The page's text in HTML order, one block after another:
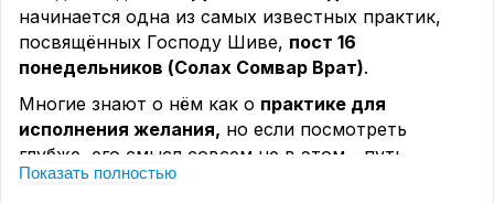
начинается одна из самых известных практик,
посвящённых Господу Шиве, пост 16
понедельников (Солах Сомвар Врат).
Многие знают о нём как о практике для
исполнения желания, но если посмотреть
глубже, его смысл совсем не в этом - путь
внутреннего очищения, дисциплины и укрепления
Показать полностью